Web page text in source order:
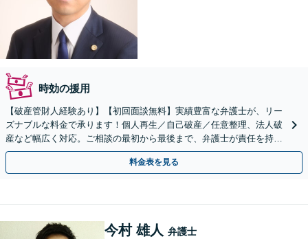
時効の援用
【破産管財人経験あり】【初回面談無料】実績豊富な弁護士が、リー
ズナブルな料金で承ります！個人再生／自己破産／任意整理、法人破
産など幅広く対応。ご相談の最初から最後まで、弁護士が責任を持っ
て迅速に解決します【府中駅3分】
料金表を見る
今村 雄人 弁護士